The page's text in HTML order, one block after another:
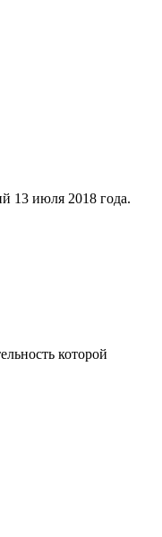
13 июля 2018 года.
которой